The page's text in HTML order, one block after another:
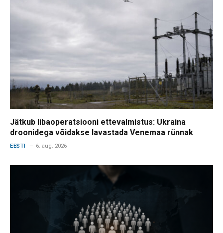
Jätkub libaoperatsiooni ettevalmistus: Ukraina
droonidega võidakse lavastada Venemaa rünnak
EESTI 6. aug. 2026